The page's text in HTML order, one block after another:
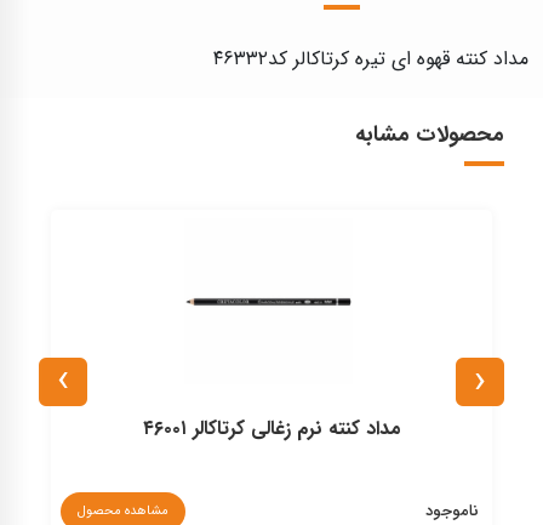
مداد کنته قهوه ای تیره کرتاکالر کد۴۶۳۳۲
محصولات مشابه
مداد کنته نرم زغالی کرتاکالر ۴۶۰۰۱
ناموجود مشاهده محصول
‹
›